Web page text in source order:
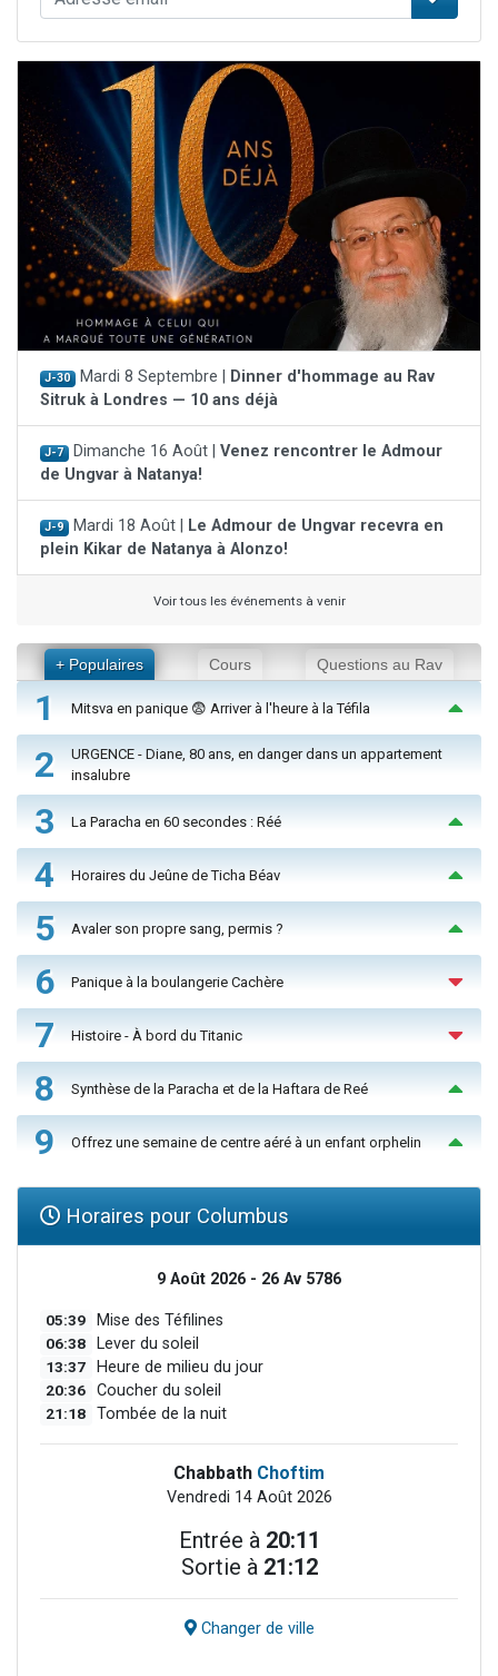
J-30 Mardi 8 Septembre |
Dinner d'hommage au Rav
Sitruk à Londres — 10 ans déjà
J-7 Dimanche 16 Août | Venez rencontrer le Admour
de Ungvar à Natanya!
J-9 Mardi 18 Août |
Le Admour de Ungvar recevra en
plein Kikar de Natanya à Alonzo!
Voir tous les événements à venir
+ Populaires Cours Questions au Rav
1 Mitsva en panique 😨 Arriver à l'heure à la Téfila
2
URGENCE - Diane, 80 ans, en danger dans un appartement
insalubre
3 La Paracha en 60 secondes : Réé
4 Horaires du Jeûne de Ticha Béav
5 Avaler son propre sang, permis ?
6 Panique à la boulangerie Cachère
7 Histoire - À bord du Titanic
8 Synthèse de la Paracha et de la Haftara de Reé
9 Offrez une semaine de centre aéré à un enfant orphelin
Horaires pour Columbus
9 Août 2026 - 26 Av 5786
05:39 Mise des Téfilines
06:38 Lever du soleil
13:37 Heure de milieu du jour
20:36 Coucher du soleil
21:18 Tombée de la nuit
Chabbath Choftim
Vendredi 14 Août 2026
Entrée à 20:11
Sortie à 21:12
Changer de ville